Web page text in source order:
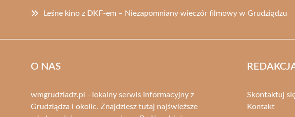
Leśne kino z DKF-em – Niezapomniany wieczór filmowy w Grudziądzu
O NAS
wmgrudziadz.pl - lokalny serwis informacyjny z
Grudziądza i okolic. Znajdziesz tutaj najświeższe
Skontaktuj
Kontakt